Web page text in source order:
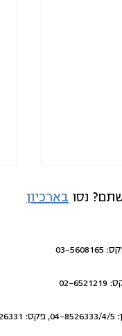
הערבית
נסו בארכיון